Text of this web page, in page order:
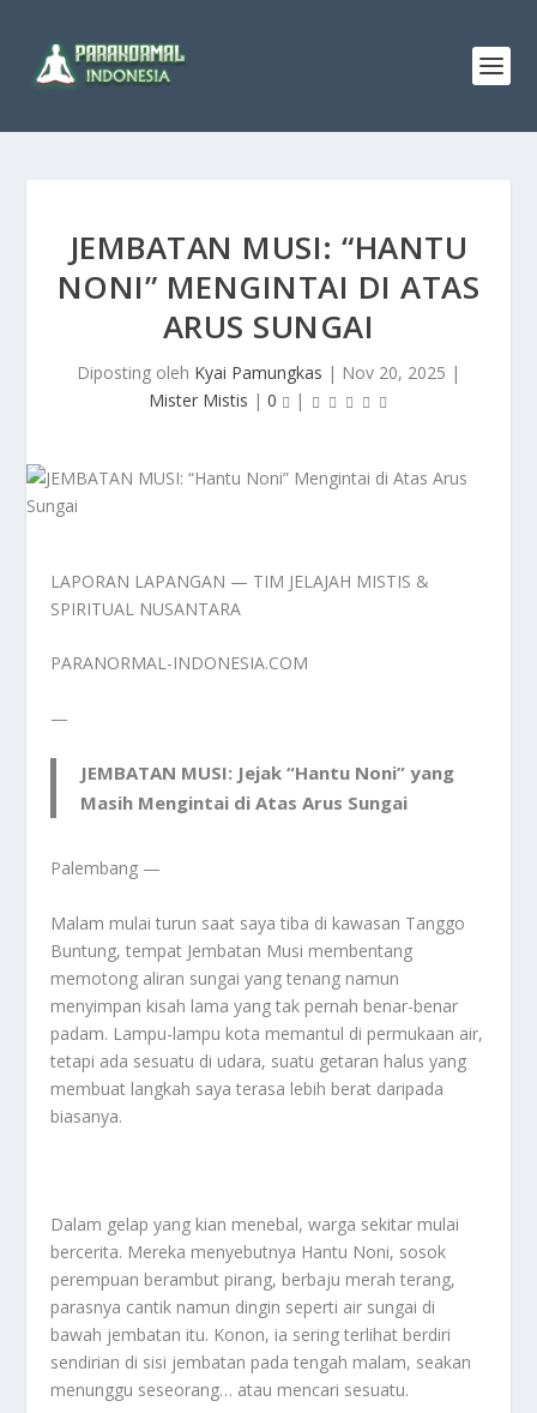
JEMBATAN MUSI: “HANTU
NONI” MENGINTAI DI ATAS
ARUS SUNGAI
Diposting oleh Kyai Pamungkas | Nov 20, 2025 |
Mister Mistis | 0 |
LAPORAN LAPANGAN — TIM JELAJAH MISTIS &
SPIRITUAL NUSANTARA
PARANORMAL-INDONESIA.COM
—
JEMBATAN MUSI: Jejak “Hantu Noni” yang
Masih Mengintai di Atas Arus Sungai
Palembang —
Malam mulai turun saat saya tiba di kawasan Tanggo
Buntung, tempat Jembatan Musi membentang
memotong aliran sungai yang tenang namun
menyimpan kisah lama yang tak pernah benar-benar
padam. Lampu-lampu kota memantul di permukaan air,
tetapi ada sesuatu di udara, suatu getaran halus yang
membuat langkah saya terasa lebih berat daripada
biasanya.
Dalam gelap yang kian menebal, warga sekitar mulai
bercerita. Mereka menyebutnya Hantu Noni, sosok
perempuan berambut pirang, berbaju merah terang,
parasnya cantik namun dingin seperti air sungai di
bawah jembatan itu. Konon, ia sering terlihat berdiri
sendirian di sisi jembatan pada tengah malam, seakan
menunggu seseorang… atau mencari sesuatu.